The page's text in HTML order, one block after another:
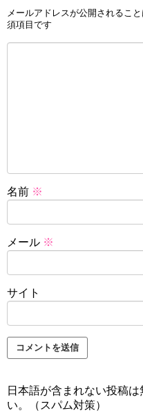
メールアドレスが公開されること
須項目です
名前 ※
メール ※
サイト
日本語が含まれない投稿
い。（スパム対策）